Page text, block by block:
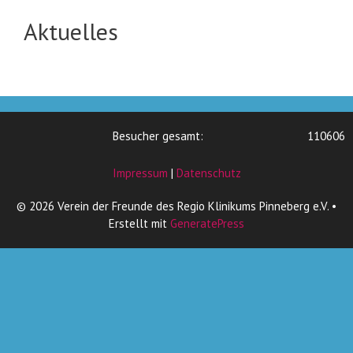
Aktuelles
110606
Besucher gesamt:
Impressum | Datenschutz
© 2026 Verein der Freunde des Regio Klinikums Pinneberg e.V. •
Erstellt mit GeneratePress